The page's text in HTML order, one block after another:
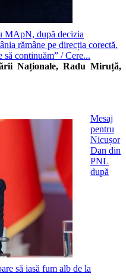
MApN, după decizia
rămâne pe direcția corectă.
să continuăm” / Cere...
Naționale, Radu Miruță,
Mesaj
pentru
Nicușor
Dan din
PNL
după
să iasă fum alb de la